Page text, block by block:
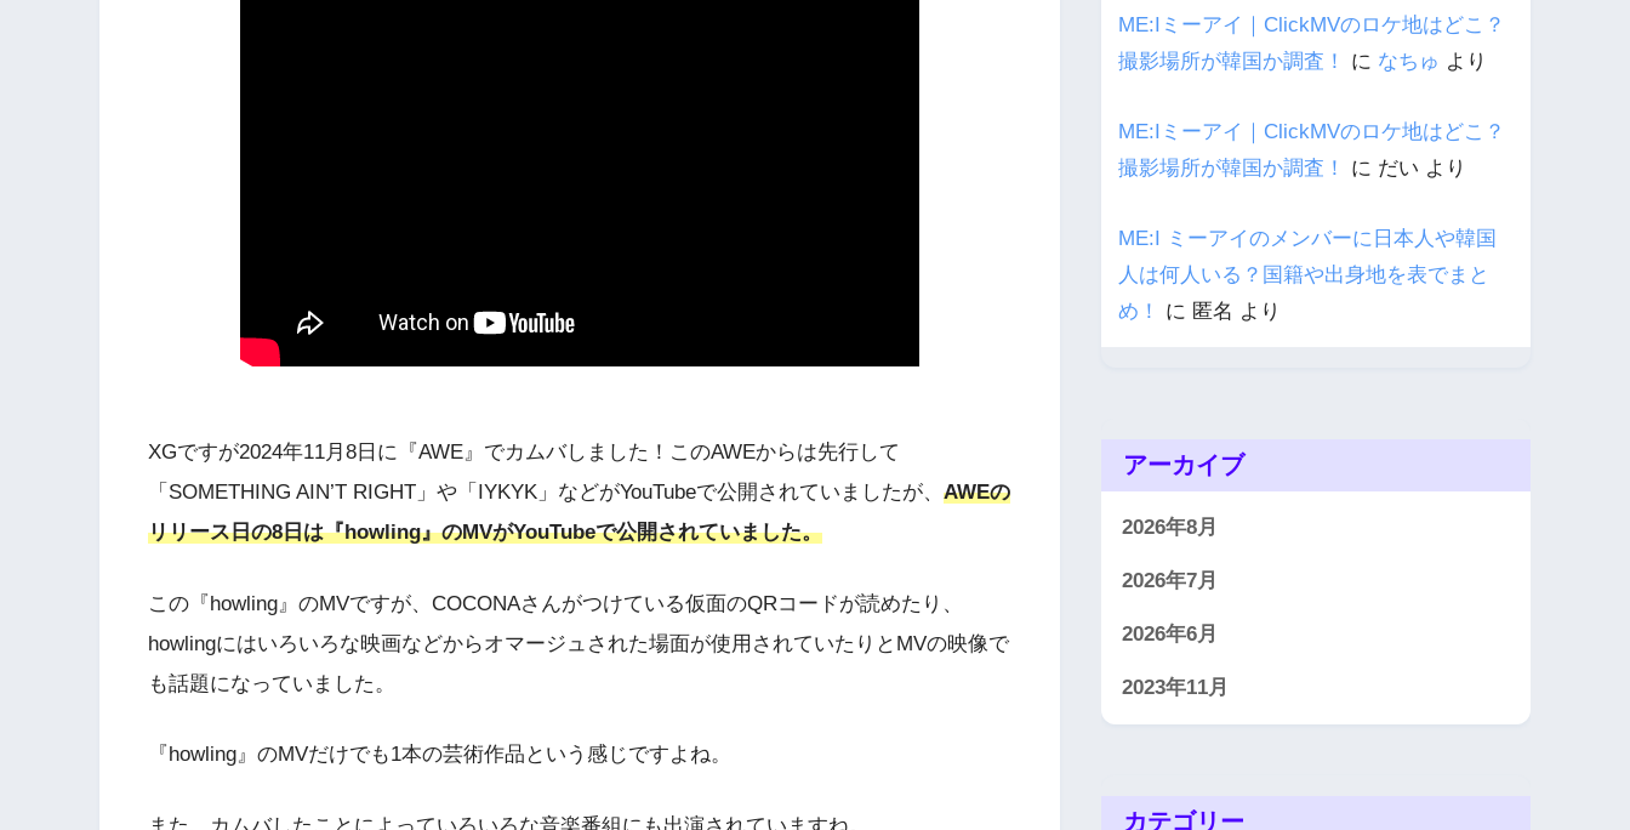
XGですが2024年11月8日に『AWE』でカムバしました！このAWEからは先行して
「SOMETHING AIN’T RIGHT」や「IYKYK」などがYouTubeで公開されていましたが、 AWEの
リリース日の8日は『howling』のMVがYouTubeで公開されていました。
この『howling』のMVですが、COCONAさんがつけている仮面のQRコードが読めたり、
howlingにはいろいろな映画などからオマージュされた場面が使用されていたりとMVの映像で
も話題になっていました。
『howling』のMVだけでも1本の芸術作品という感じですよね。
ME:Iミーアイ｜ClickMVのロケ地はどこ？
撮影場所が韓国か調査！
に なちゅ より
ME:Iミーアイ｜ClickMVのロケ地はどこ？
撮影場所が韓国か調査！
に だい より
ME:I ミーアイのメンバーに日本人や韓国
人は何人いる？国籍や出身地を表でまと
め！
に 匿名 より
アーカイブ
2026年8月
2026年7月
2026年6月
2023年11月
カテゴリー